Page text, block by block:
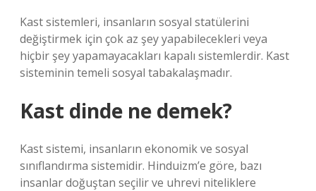
Kast sistemleri, insanların sosyal statülerini
değiştirmek için çok az şey yapabilecekleri veya
hiçbir şey yapamayacakları kapalı sistemlerdir. Kast
sisteminin temeli sosyal tabakalaşmadır.
Kast dinde ne demek?
Kast sistemi, insanların ekonomik ve sosyal
sınıflandırma sistemidir. Hinduizm’e göre, bazı
insanlar doğuştan seçilir ve uhrevi niteliklere